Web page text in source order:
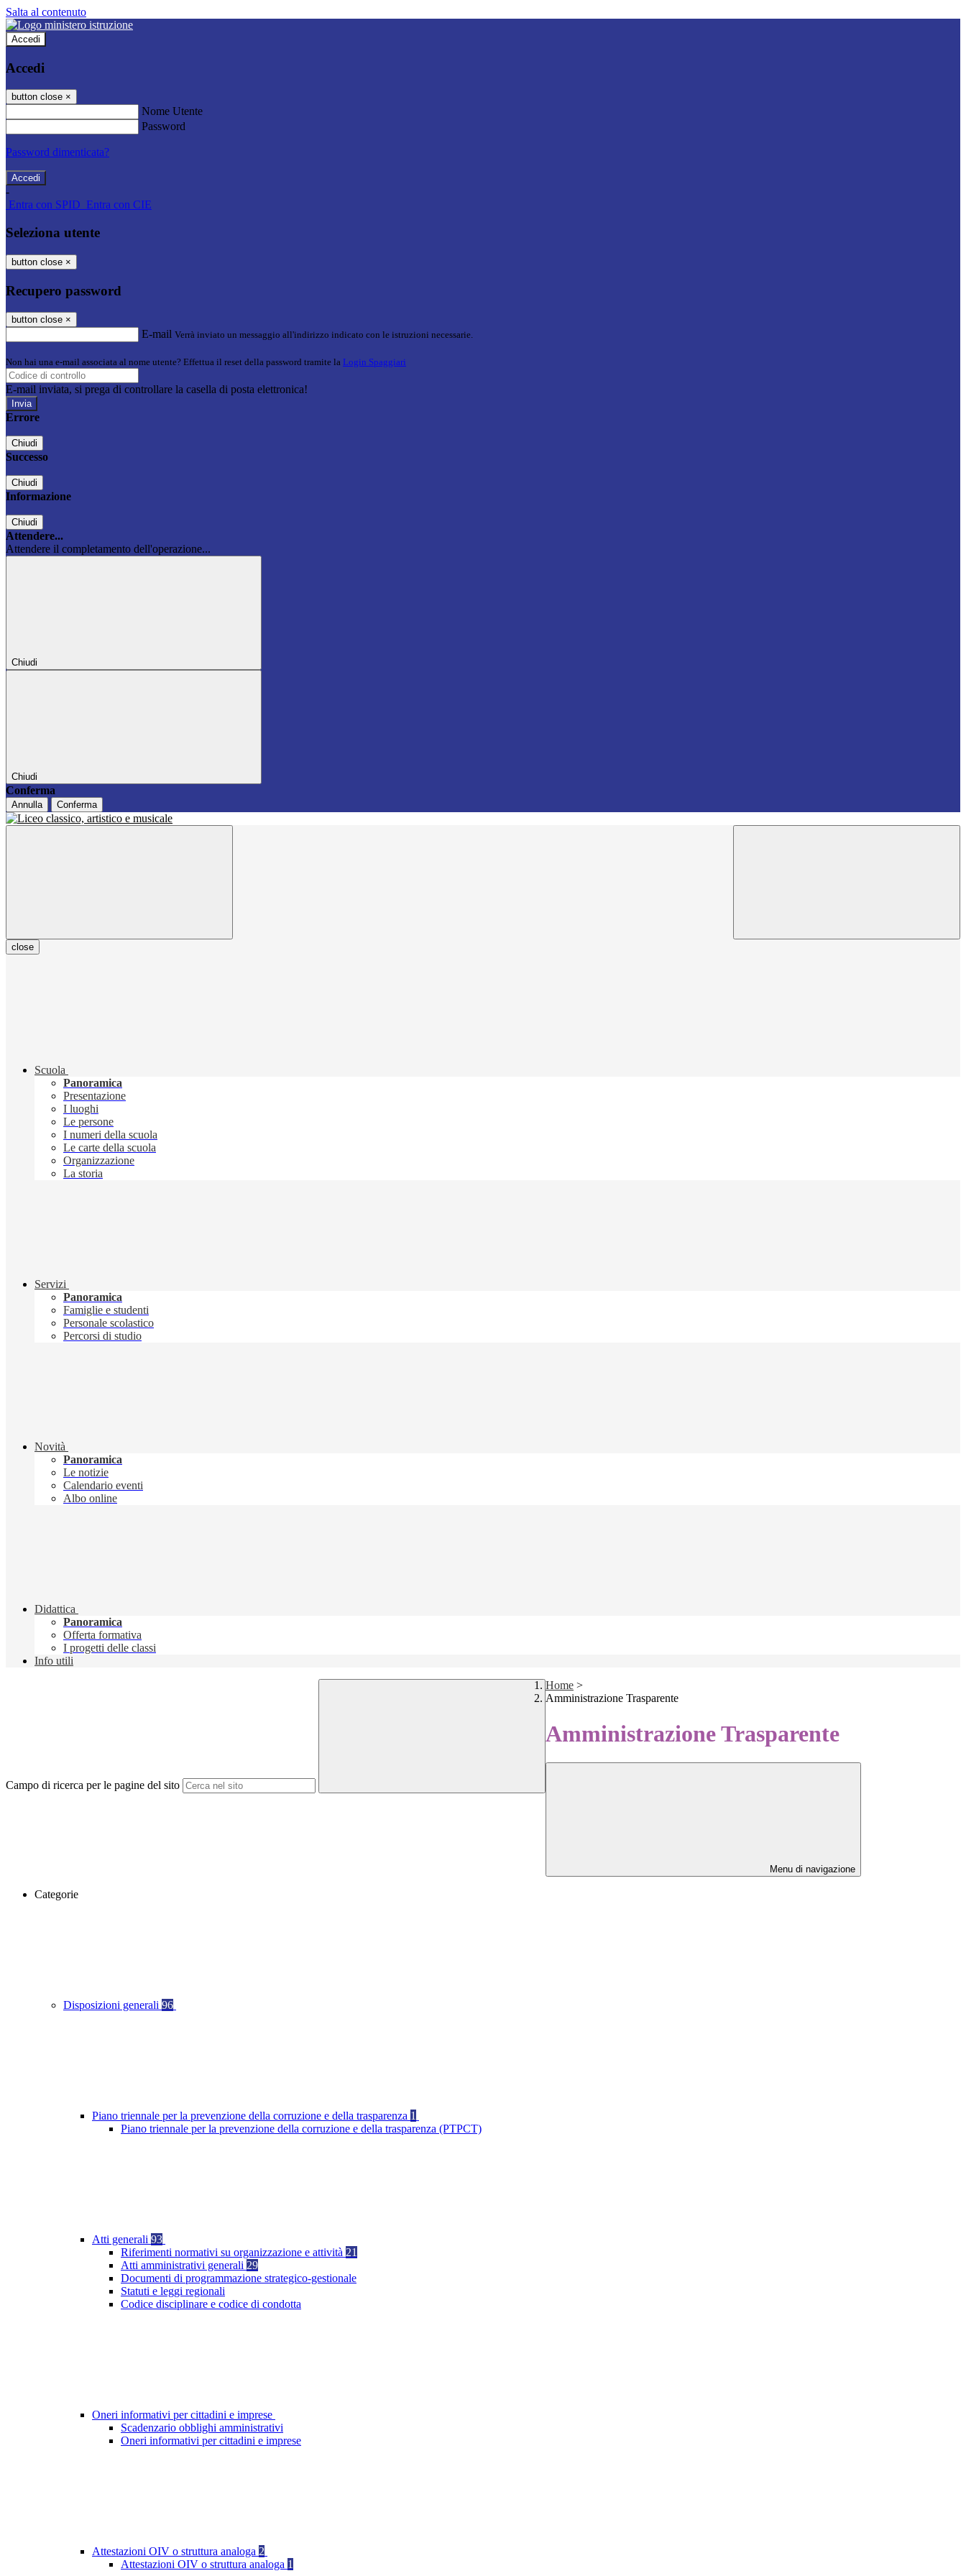
Salta al contenuto
Accedi
Accedi
button close ×
Nome Utente
Password
Password dimenticata?
-
Entra con SPID Entra con CIE
Seleziona utente
button close ×
Recupero password
button close ×
E-mail Verrà inviato un messaggio all'indirizzo indicato con le istruzioni necessarie.
Non hai una e-mail associata al nome utente? Effettua il reset della password tramite la Login Spaggiari
E-mail inviata, si prega di controllare la casella di posta elettronica!
Errore
Chiudi
Successo
Chiudi
Informazione
Chiudi
Attendere...
Attendere il completamento dell'operazione...
Chiudi
Chiudi
Conferma
Annulla Conferma
close
Scuola
Panoramica
Presentazione
I luoghi
Le persone
I numeri della scuola
Le carte della scuola
Organizzazione
La storia
Servizi
Panoramica
Famiglie e studenti
Personale scolastico
Percorsi di studio
Novità
Panoramica
Le notizie
Calendario eventi
Albo online
Didattica
Panoramica
Offerta formativa
I progetti delle classi
Info utili
Campo di ricerca per le pagine del sito
Home >
Amministrazione Trasparente
Amministrazione Trasparente
Menu di navigazione
Categorie
Disposizioni generali 96
Piano triennale per la prevenzione della corruzione e della trasparenza 1
Piano triennale per la prevenzione della corruzione e della trasparenza (PTPCT)
Atti generali 93
Riferimenti normativi su organizzazione e attività 21
Atti amministrativi generali 29
Documenti di programmazione strategico-gestionale
Statuti e leggi regionali
Codice disciplinare e codice di condotta
Oneri informativi per cittadini e imprese
Scadenzario obblighi amministrativi
Oneri informativi per cittadini e imprese
Attestazioni OIV o struttura analoga 2
Attestazioni OIV o struttura analoga 1